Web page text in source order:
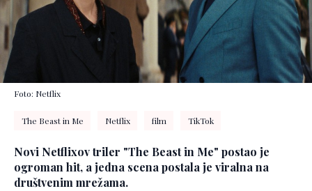
Foto: Netflix
The Beast in Me Netflix film TikTok
Novi Netflixov triler "The Beast in Me" postao je
ogroman hit, a jedna scena postala je viralna na
društvenim mrežama.